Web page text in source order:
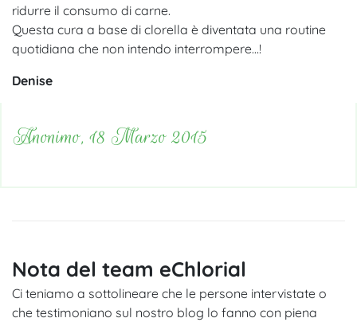
ridurre il consumo di carne.
Questa cura a base di clorella è diventata una routine
quotidiana che non intendo interrompere…!
Denise
Anonimo, 18 Marzo 2015
Nota del team eChlorial
Ci teniamo a sottolineare che le persone intervistate o
che testimoniano sul nostro blog lo fanno con piena